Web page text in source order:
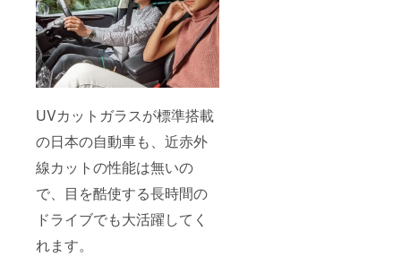
UVカットガラスが標準搭載
の日本の自動車も、近赤外
線カットの性能は無いの
で、目を酷使する長時間の
ドライブでも大活躍してく
れます。